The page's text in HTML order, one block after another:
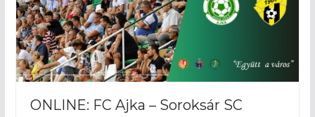
ONLINE: FC Ajka – Soroksár SC